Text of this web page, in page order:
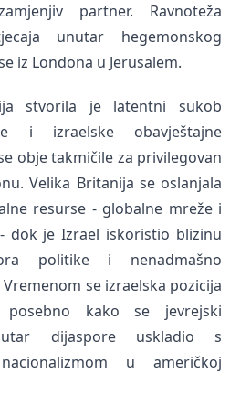
partner. Ravnoteža
unutar hegemonskog
iz Londona u Jerusalem.
stvorila je latentni sukob
i izraelske obavještajne
obje takmičile za privilegovan
Velika Britanija se oslanjala
resurse - globalne mreže i
dok je Izrael iskoristio blizinu
politike i nenadmašno
se izraelska pozicija
posebno kako se jevrejski
dijaspore uskladio s
u američkoj